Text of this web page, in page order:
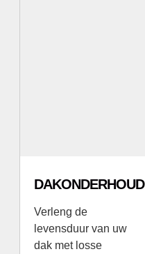
DAKONDERHOUD
Verleng de
levensduur van uw
dak met losse